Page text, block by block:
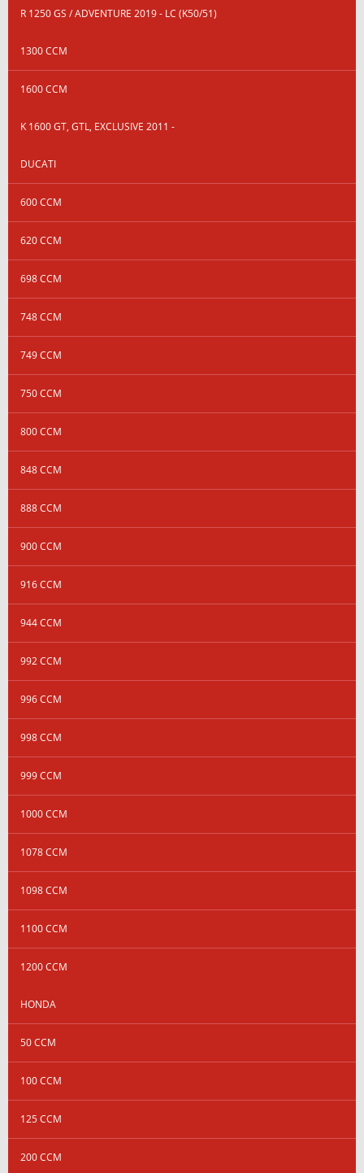
R 1250 GS / ADVENTURE 2019 - LC (K50/51)
1300 CCM
1600 CCM
K 1600 GT, GTL, EXCLUSIVE 2011 -
DUCATI
600 CCM
620 CCM
698 CCM
748 CCM
749 CCM
750 CCM
800 CCM
848 CCM
888 CCM
900 CCM
916 CCM
944 CCM
992 CCM
996 CCM
998 CCM
999 CCM
1000 CCM
1078 CCM
1098 CCM
1100 CCM
1200 CCM
HONDA
50 CCM
100 CCM
125 CCM
200 CCM